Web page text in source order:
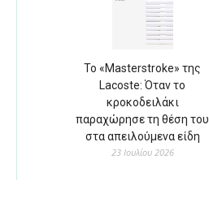
Το «Masterstroke» της
Lacoste: Όταν το
κροκοδειλάκι
παραχώρησε τη θέση του
στα απειλούμενα είδη
23 Ιουλίου 2026